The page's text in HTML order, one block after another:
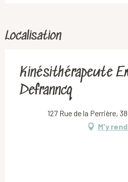
Localisation
Kinésithérapeute
Defranncq
127 Rue de la Perrière,
M'y